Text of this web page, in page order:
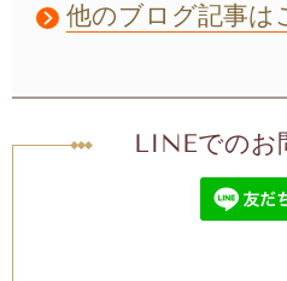
他のブログ記事は
LINEでのお